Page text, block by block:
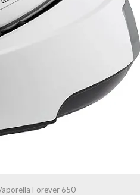
Forever 650